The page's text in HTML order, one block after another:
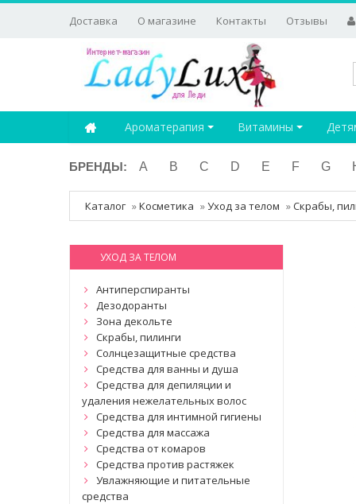
Доставка О магазине Контакты Отзывы
Ароматерапия Витамины
БРЕНДЫ: A B C D E F G
Каталог »Косметика »Уход за телом »Скрабы,
УХОД ЗА ТЕЛОМ
Антиперспиранты
Дезодоранты
Зона декольте
Скрабы, пилинги
Солнцезащитные средства
Средства для ванны и душа
Средства для депиляции и
удаления нежелательных волос
Средства для интимной гигиены
Средства для массажа
Средства от комаров
Средства против растяжек
Увлажняющие и питательные
средства